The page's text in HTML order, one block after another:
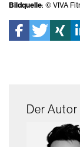
Bildquelle: © VIVA
Der Autor